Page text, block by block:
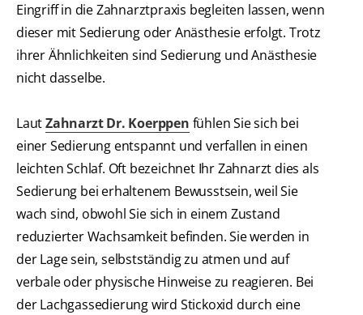
Eingriff in die Zahnarztpraxis begleiten lassen, wenn
dieser mit Sedierung oder Anästhesie erfolgt. Trotz
ihrer Ähnlichkeiten sind Sedierung und Anästhesie
nicht dasselbe.
LautZahnarzt Dr. Koerppen fühlen Sie sich bei
einer Sedierung entspannt und verfallen in einen
leichten Schlaf. Oft bezeichnet Ihr Zahnarzt dies als
Sedierung bei erhaltenem Bewusstsein, weil Sie
wach sind, obwohl Sie sich in einem Zustand
reduzierter Wachsamkeit befinden. Sie werden in
der Lage sein, selbstständig zu atmen und auf
verbale oder physische Hinweise zu reagieren. Bei
der Lachgassedierung wird Stickoxid durch eine